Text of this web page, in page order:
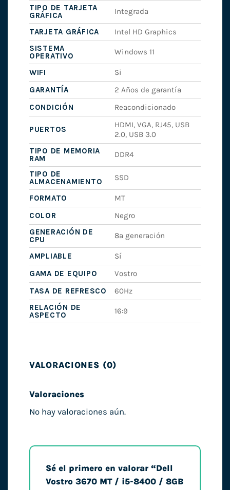
TIPO DE TARJETA
GRÁFICA
Integrada
TARJETA GRÁFICA
Intel HD Graphics
SISTEMA
OPERATIVO
Windows 11
WIFI
Si
GARANTÍA
2 Años de garantía
CONDICIÓN
Reacondicionado
PUERTOS
HDMI, VGA, RJ45, USB
2.0, USB 3.0
TIPO DE MEMORIA
RAM
DDR4
TIPO DE
ALMACENAMIENTO
SSD
FORMATO
MT
COLOR
Negro
GENERACIÓN DE
CPU
8ª generación
AMPLIABLE
Sí
GAMA DE EQUIPO
Vostro
TASA DE REFRESCO
60Hz
RELACIÓN DE
ASPECTO
16:9
VALORACIONES (0)
Valoraciones
No hay valoraciones aún.
Sé el primero en valorar “Dell
Vostro 3670 MT / i5-8400 / 8GB